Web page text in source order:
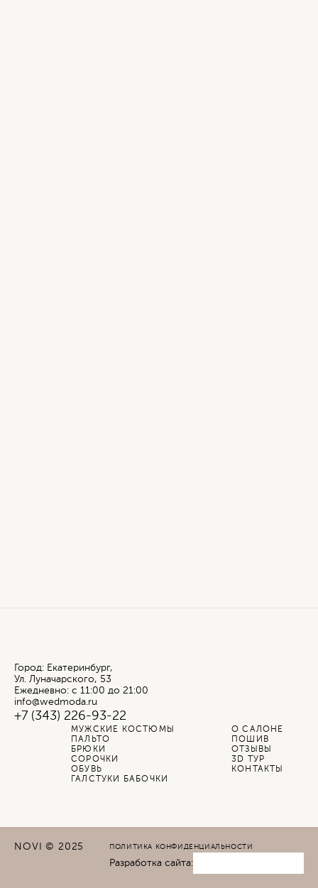
Город: Екатеринбург,
Ул. Луначарского, 53
Ежедневно: с 11:00 до 21:00
info@wedmoda.ru
+7 (343) 226-93-22
МУЖСКИЕ КОСТЮМЫ
ПАЛЬТО
БРЮКИ
СОРОЧКИ
ОБУВЬ
ГАЛСТУКИ БАБОЧКИ
О САЛОНЕ
ПОШИВ
ОТЗЫВЫ
3D ТУР
КОНТАКТЫ
NOVI © 2025 ПОЛИТИКА КОНФИДЕНЦИАЛЬНОСТИ
Разработка сайта: